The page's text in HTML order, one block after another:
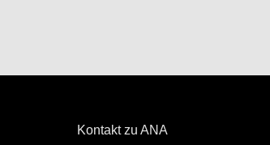
Kontakt zu ANA